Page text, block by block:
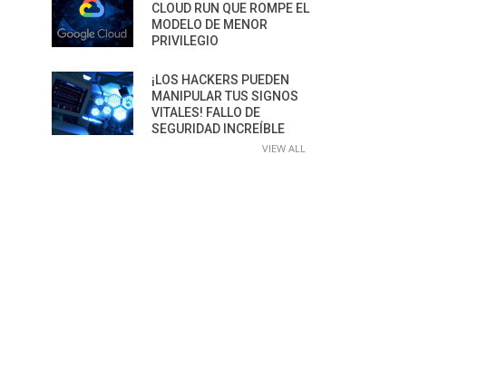
CLOUD RUN QUE ROMPE EL
MODELO DE MENOR
PRIVILEGIO
¡LOS HACKERS PUEDEN
MANIPULAR TUS SIGNOS
VITALES! FALLO DE
SEGURIDAD INCREÍBLE
VIEW ALL